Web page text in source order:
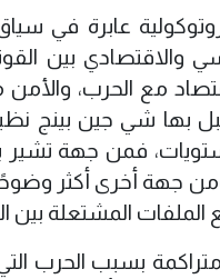
عابرة في
والاقتصادي بين
مع الحرب، والأمن
بها شي جين بينج
فمن جهة تشير
جهة أخرى أكثر
الملفات المشتعلة بين
بسبب الحرب التي